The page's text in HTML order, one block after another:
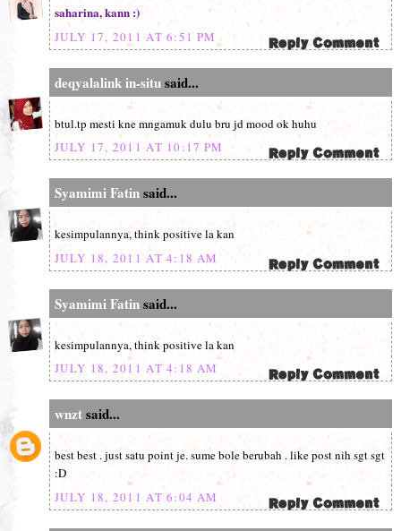
saharina, kann :)
JULY 17, 2011 AT 6:51 PM
deqyalalink in-situsaid...
btul.tp mesti kne mngamuk dulu bru jd mood ok huhu
JULY 17, 2011 AT 10:17 PM
Syamimi Fatinsaid...
kesimpulannya, think positive la kan
JULY 18, 2011 AT 4:18 AM
Syamimi Fatinsaid...
kesimpulannya, think positive la kan
JULY 18, 2011 AT 4:18 AM
wnztsaid...
best best . just satu point je. sume bole berubah . like post nih sgt sgt
:D
JULY 18, 2011 AT 6:04 AM